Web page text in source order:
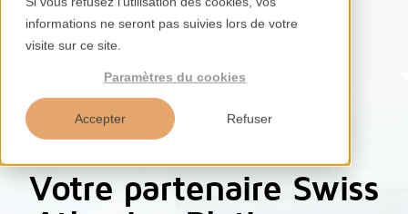
informations ne seront pas suivies lors de votre
visite sur ce site.
Paramètres du cookies
Accepter Refuser
Accueil
FR
Votre partenaire Swiss